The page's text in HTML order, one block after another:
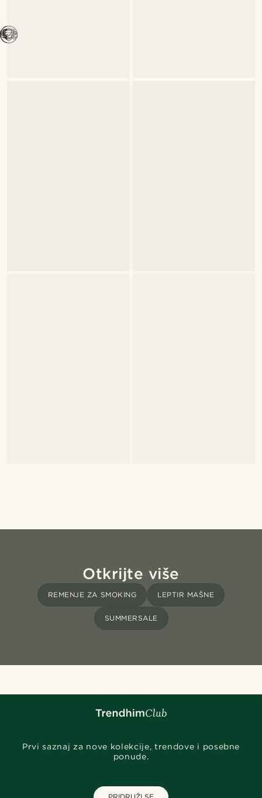
Otkrijte više
REMENJE ZA SMOKING LEPTIR MAŠNE
SUMMERSALE
Prvi saznaj za nove kolekcije, trendove i posebne
ponude.